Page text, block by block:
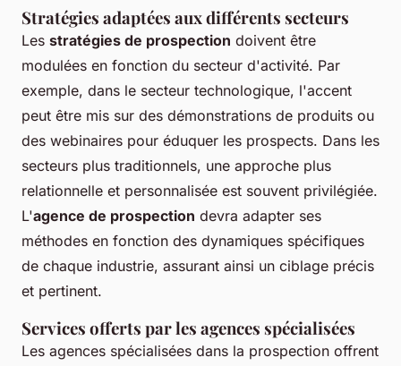
Stratégies adaptées aux différents secteurs
Les stratégies de prospection doivent être
modulées en fonction du secteur d'activité. Par
exemple, dans le secteur technologique, l'accent
peut être mis sur des démonstrations de produits ou
des webinaires pour éduquer les prospects. Dans les
secteurs plus traditionnels, une approche plus
relationnelle et personnalisée est souvent privilégiée.
L'agence de prospection devra adapter ses
méthodes en fonction des dynamiques spécifiques
de chaque industrie, assurant ainsi un ciblage précis
et pertinent.
Services offerts par les agences spécialisées
Les agences spécialisées dans la prospection offrent